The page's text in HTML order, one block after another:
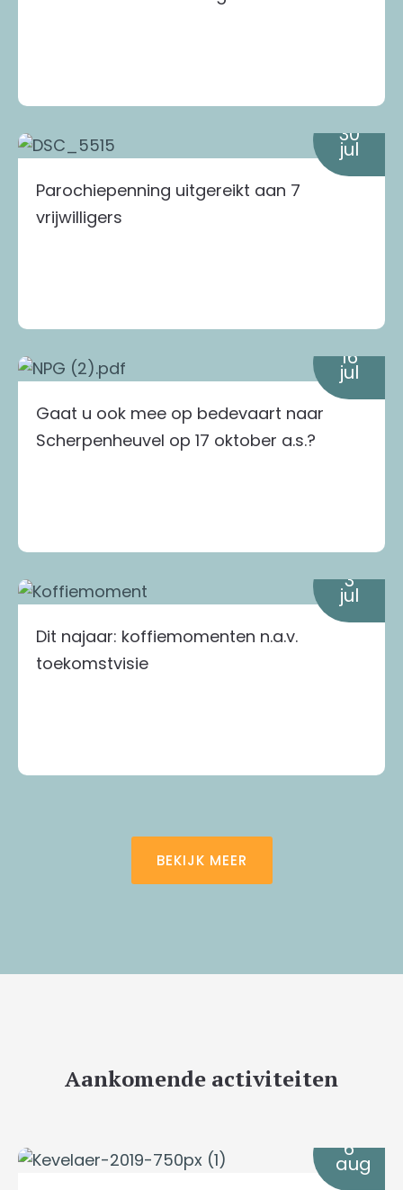
30
jul
Parochiepenning uitgereikt aan 7
vrijwilligers
16
jul
Gaat u ook mee op bedevaart naar
Scherpenheuvel op 17 oktober a.s.?
3
jul
Dit najaar: koffiemomenten n.a.v.
toekomstvisie
BEKIJK MEER
Aankomende activiteiten
6
aug